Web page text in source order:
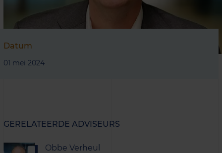
Datum
01 mei 2024
GERELATEERDE ADVISEURS
Obbe Verheul